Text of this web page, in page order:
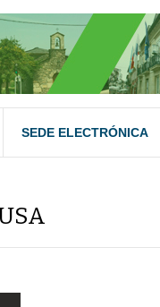
SEDE ELECTRÓNICA